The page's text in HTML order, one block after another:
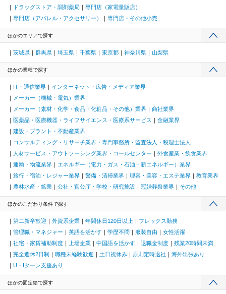
ドラッグストア・調剤薬局
専門店（家電量販店）
専門店（アパレル・アクセサリー）
専門店・その他小売
ほかのエリアで探す
茨城県 群馬県 埼玉県 千葉県 東京都 神奈川県 山梨県
ほかの業種で探す
IT・通信業界
インターネット・広告・メディア業界
メーカー（機械・電気）業界
メーカー（素材・化学・食品・化粧品・その他）業界
商社業界
医薬品・医療機器・ライフサイエンス・医療系サービス
金融業界
建設・プラント・不動産業界
コンサルティング・リサーチ業界・専門事務所・監査法人・税理士法人
人材サービス・アウトソーシング業界・コールセンター
外食産業・飲食業界
運輸・物流業界
エネルギー（電力・ガス・石油・新エネルギー）業界
旅行・宿泊・レジャー業界
警備・清掃業界 理容・美容・エステ業界
教育業界
農林水産・鉱業
公社・官公庁・学校・研究施設 冠婚葬祭業界 その他
ほかのこだわり条件で探す
第二新卒歓迎 外資系企業 年間休日120日以上
フレックス勤務
管理職・マネジャー
英語を活かす 学歴不問 服装自由
女性活躍
社宅・家賃補助制度
上場企業 中国語を活かす 退職金制度
残業20時間未満
完全週休2日制
職種未経験歓迎 土日祝休み 原則定時退社
海外出張あり
U・Iターン支援あり
ほかの固定給で探す